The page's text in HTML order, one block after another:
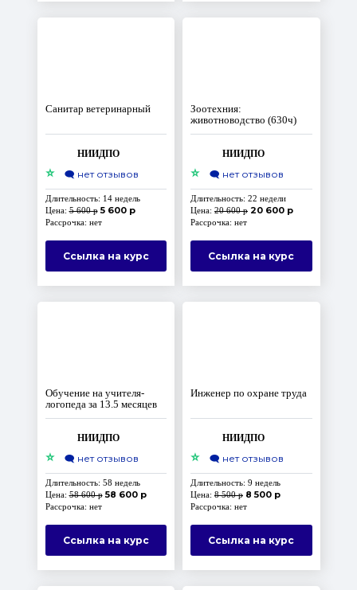
Санитар ветеринарный
НИИДПО
⭐ 🗨️ нет отзывов
Длительность: 14 недель
Цена:5 600 р 5 600 р
Рассрочка: нет
Ссылка на курс
Зоотехния:
животноводство (630ч)
НИИДПО
⭐ 🗨️ нет отзывов
Длительность: 22 недели
Цена: 20 600 р 20 600 р
Рассрочка: нет
Ссылка на курс
Обучение на учителя-
логопеда за 13.5 месяцев
НИИДПО
⭐ 🗨️ нет отзывов
Длительность: 58 недель
Цена:58 600 р 58 600 р
Рассрочка: нет
Ссылка на курс
Инженер по охране труда
НИИДПО
⭐ 🗨️ нет отзывов
Длительность: 9 недель
Цена: 8 500 р 8 500 р
Рассрочка: нет
Ссылка на курс